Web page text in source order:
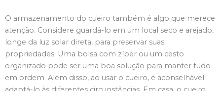
O armazenamento do cueiro também é algo que merece
atenção. Considere guardá-lo em um local seco e arejado,
longe da luz solar direta, para preservar suas
propriedades. Uma bolsa com zíper ou um cesto
organizado pode ser uma boa solução para manter tudo
em ordem. Além disso, ao usar o cueiro, é aconselhável